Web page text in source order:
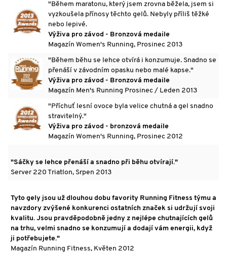
"Během maratonu, který jsem zrovna běžela, jsem si
vyzkoušela přínosy těchto gelů. Nebyly příliš těžké
nebo lepivé.
Výživa pro závod - Bronzová medaile
Magazín Women's Running, Prosinec 2013
"Během běhu se lehce otvírá i konzumuje. Snadno se
přenáší v závodním opasku nebo malé kapse."
Výživa pro závod - Bronzová medaile
Magazín Men's Running Prosinec / Leden 2013
"Příchuť lesní ovoce byla velice chutná a gel snadno
stravitelný."
Výživa pro závod - bronzová medaile
Magazín Women's Running, Prosinec 2012
"Sáčky se lehce přenáší a snadno při běhu otvírají."
Server 220 Triatlon, Srpen 2013
Tyto gely jsou už dlouhou dobu favority Running Fitness týmu a
navzdory zvýšené konkurenci ostatních značek si udržují svoji
kvalitu. Jsou pravděpodobně jedny z nejlépe chutnajících gelů
na trhu, velmi snadno se konzumují a dodají vám energii, když
ji potřebujete."
Magazín Running Fitness, Květen 2012